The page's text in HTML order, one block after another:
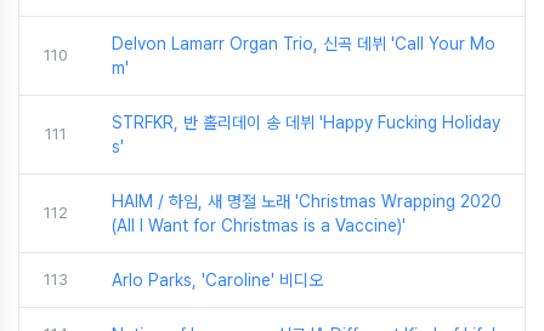
110
Delvon Lamarr Organ Trio, 신곡 데뷔 'Call Your Mo
m'
111
STRFKR, 반 홀리데이 송 데뷔 'Happy Fucking Holiday
s'
112
HAIM / 하임, 새 명절 노래 'Christmas Wrapping 2020
(All I Want for Christmas is a Vaccine)'
113 Arlo Parks, 'Caroline' 비디오